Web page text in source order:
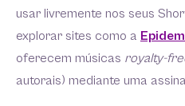
usar livremente nos seus
explorar sites como a
oferecem músicas royalty-
autorais) mediante uma